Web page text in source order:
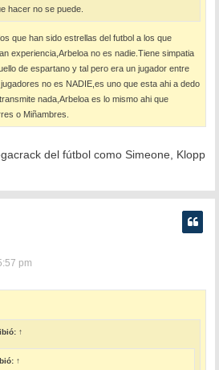
hacer no se puede.
que han sido estrellas del futbol a los que
experiencia,Arbeloa no es nadie.Tiene simpatia
de espartano y tal pero era un jugador entre
no es NADIE,es uno que esta ahi a dedo
nada,Arbeloa es lo mismo ahi que
o Miñambres.
del fútbol como Simeone, Klopp
pm
↑
↑